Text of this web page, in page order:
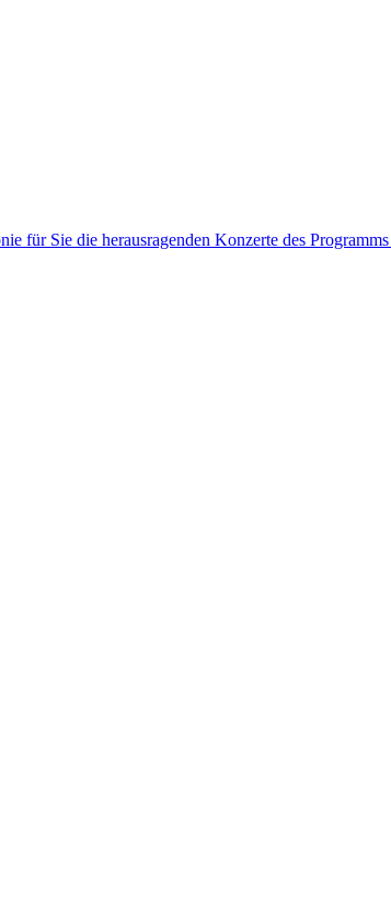
für Sie die herausragenden Konzerte des